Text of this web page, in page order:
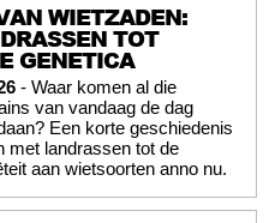
WIETZADEN:
TOT
GENETICA
- Waar komen al die
van vandaag de dag
Een korte geschiedenis
met landrassen tot de
aan wietsoorten anno nu.